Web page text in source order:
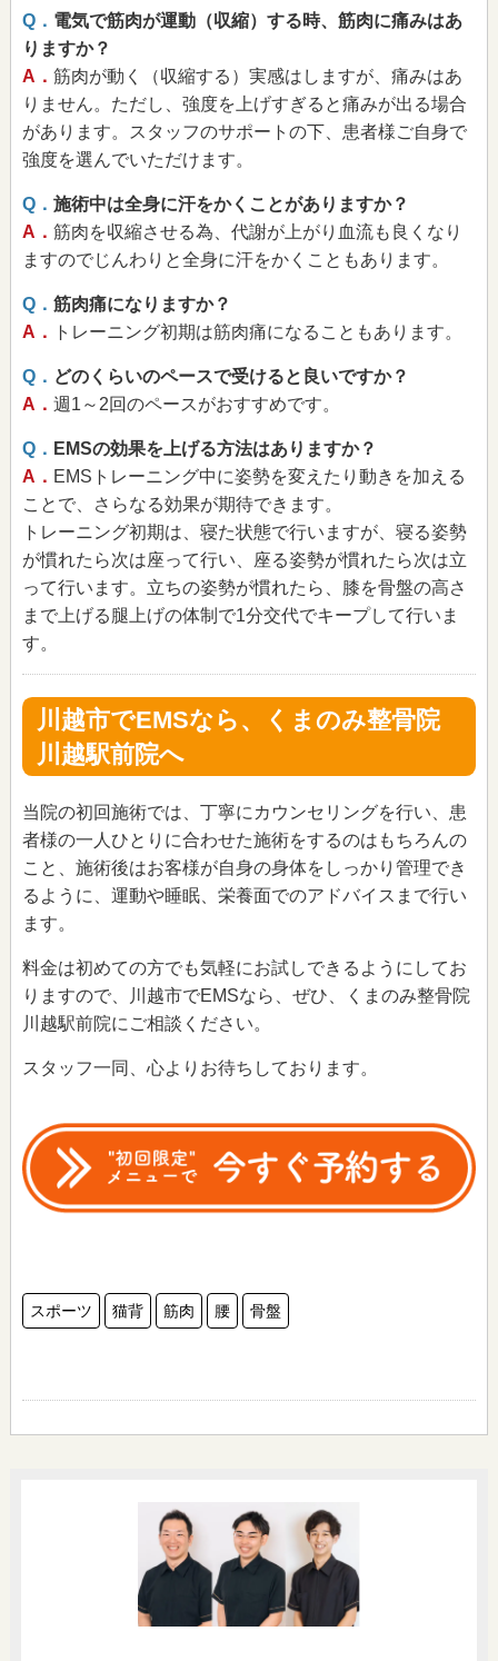
Q． 電気で筋肉が運動（収縮）する時、筋肉に痛みはあ
りますか？
A． 筋肉が動く（収縮する）実感はしますが、痛みはあ
りません。ただし、強度を上げすぎると痛みが出る場合
があります。スタッフのサポートの下、患者様ご自身で
強度を選んでいただけます。
Q． 施術中は全身に汗をかくことがありますか？
A． 筋肉を収縮させる為、代謝が上がり血流も良くなり
ますのでじんわりと全身に汗をかくこともあります。
Q． 筋肉痛になりますか？
A．
トレーニング初期は筋肉痛になることもあります。
Q． どのくらいのペースで受けると良いですか？
A． 週1～2回のペースがおすすめです。
Q． EMSの効果を上げる方法はありますか？
A． EMSトレーニング中に姿勢を変えたり動きを加える
ことで、さらなる効果が期待できます。
トレーニング初期は、寝た状態で行いますが、寝る姿勢
が慣れたら次は座って行い、座る姿勢が慣れたら次は立
って行います。立ちの姿勢が慣れたら、膝を骨盤の高さ
まで上げる腿上げの体制で1分交代でキープして行いま
す。
川越市でEMSなら、くまのみ整骨院
川越駅前院へ
当院の初回施術では、丁寧にカウンセリングを行い、患
者様の一人ひとりに合わせた施術をするのはもちろんの
こと、施術後はお客様が自身の身体をしっかり管理でき
るように、運動や睡眠、栄養面でのアドバイスまで行い
ます。
料金は初めての方でも気軽にお試しできるようにしてお
りますので、川越市でEMSなら、ぜひ、くまのみ整骨院
川越駅前院にご相談ください。
スタッフ一同、心よりお待ちしております。
スポーツ 猫背 筋肉 腰 骨盤